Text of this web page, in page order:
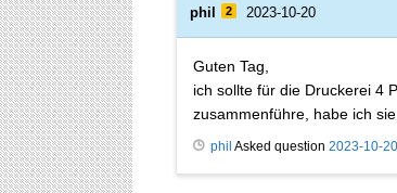
phil 2 2023-10-20
Guten Tag,
ich sollte für die Druckerei 4
zusammenführe, habe ich
phil Asked question 2023-10-20